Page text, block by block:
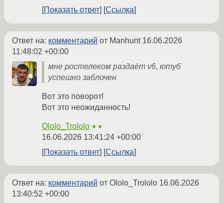
Показать ответ
Ссылка
Ответ на: комментарий от Manhunt 16.06.2026
11:48:02 +00:00
мне ростелеком раздаёт v6, ютуб
успешно заблочен
Вот это поворот!
Вот это неожиданность!
Ololo_Trololo ★★
16.06.2026 13:41:24 +00:00
Показать ответ
Ссылка
Ответ на: комментарий от Ololo_Trololo 16.06.2026
13:40:52 +00:00